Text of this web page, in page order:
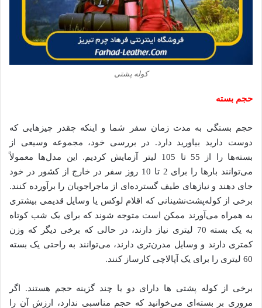
کوله پشتی
حجم بسته
حجم بستگی به مدت زمان سفر شما و اینکه چقدر چیزهایی که
دوست دارید بیاورید دارد. در بررسی خود، مجموعه وسیعی از
بسته‌ها را از 55 تا 105 لیتر آزمایش کردیم. این مدل‌ها معمولاً
می‌توانند بارها را برای 2 تا 10 روز سفر در خارج از کشور در خود
جای دهند و نیازهای طیف گسترده‌ای از ماجراجویان را برآورده کنند.
برخی از کوله‌پشت‌نشینانی که اقلام لوکس یا وسایل قدیمی بیشتری
به همراه می‌آورند ممکن است متوجه شوند که برای یک شب کوتاه
به یک بسته 70 لیتری نیاز دارند، در حالی که برخی دیگر که وزن
کمتری دارند و وسایل مدرن‌تری دارند، می‌توانند به راحتی یک بسته
60 لیتری را برای یک آپالاچی کارساز کنند.
برخی از کوله پشتی ها دارای دو یا چند گزینه حجم هستند. اگر
مروری بر بسته‌ای می‌خوانید که حجم مناسبی ندارد، ارزش آن را